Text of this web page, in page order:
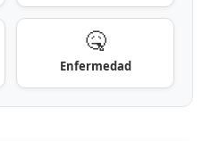
🤒
Enfermedad